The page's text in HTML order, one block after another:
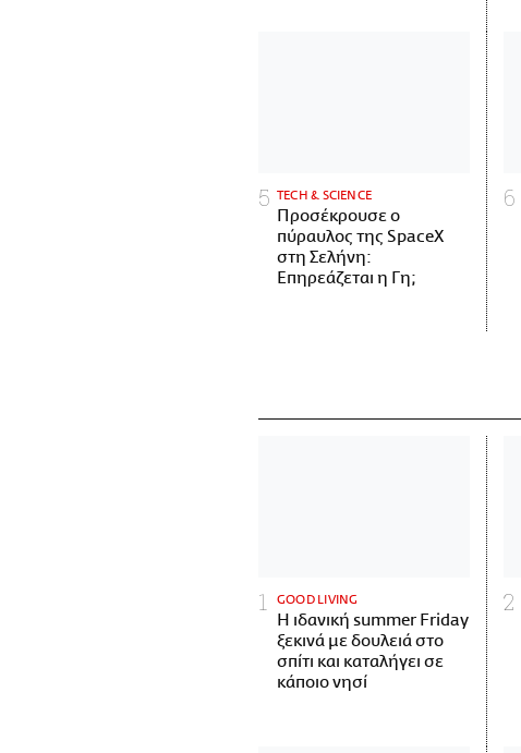
ΤECH & SCIENCE
Προσέκρουσε ο
πύραυλος της SpaceX
στη Σελήνη:
Επηρεάζεται η Γη;
GOOD LIVING
Η ιδανική summer Friday
ξεκινά με δουλειά στο
σπίτι και καταλήγει σε
κάποιο νησί